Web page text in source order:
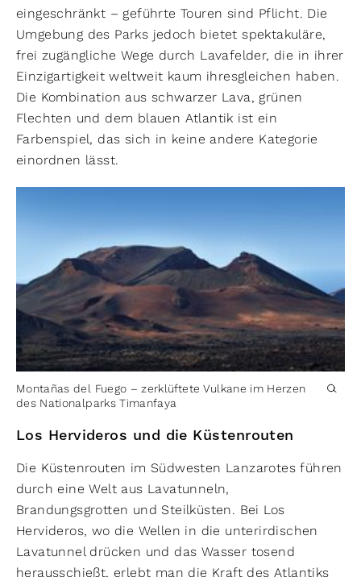
eingeschränkt – geführte Touren sind Pflicht. Die
Umgebung des Parks jedoch bietet spektakuläre,
frei zugängliche Wege durch Lavafelder, die in ihrer
Einzigartigkeit weltweit kaum ihresgleichen haben.
Die Kombination aus schwarzer Lava, grünen
Flechten und dem blauen Atlantik ist ein
Farbenspiel, das sich in keine andere Kategorie
einordnen lässt.
Montañas del Fuego – zerklüftete Vulkane im Herzen
des Nationalparks Timanfaya
Los Hervideros und die Küstenrouten
Die Küstenrouten im Südwesten Lanzarotes führen
durch eine Welt aus Lavatunneln,
Brandungsgrotten und Steilküsten. Bei Los
Hervideros, wo die Wellen in die unterirdischen
Lavatunnel drücken und das Wasser tosend
herausschießt, erlebt man die Kraft des Atlantiks